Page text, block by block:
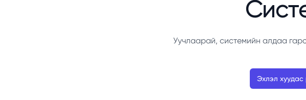
Уучлаарай, системийн алдаа
Эхлэл хуудас